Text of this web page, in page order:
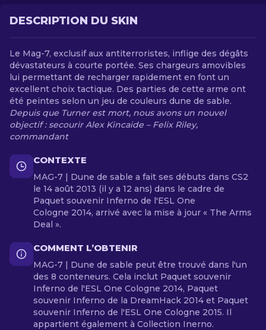
DESCRIPTION DU SKIN
Le Mag-7, exclusif aux antiterroristes, inflige des dégâts
dévastateurs à courte portée. Ses chargeurs amovibles
lui permettant de recharger rapidement en font un
excellent choix tactique. Des parties de cette arme ont
été peintes selon un jeu de couleurs dune de sable.
Depuis que Turner est mort, nous avons un nouvel
objectif : secourir Alex Kincaide – Felix Riley,
commandant
CONTEXTE
MAG-7 | Dune de sable a fait ses débuts dans CS2
le 14 août 2013 (il y a 12 ans) dans le cadre de
Paquet souvenir Inferno de l'ESL One
Cologne 2014, arrivé avec la mise à jour « The Arms
Deal ».
COMMENT L’OBTENIR
MAG-7 | Dune de sable peut être trouvé dans l'un
des 8 conteneurs. Cela inclut Paquet souvenir
Inferno de l'ESL One Cologne 2014, Paquet
souvenir Inferno de la DreamHack 2014 et Paquet
souvenir Inferno de l'ESL One Cologne 2015. Il
appartient également à Collection Inerno.